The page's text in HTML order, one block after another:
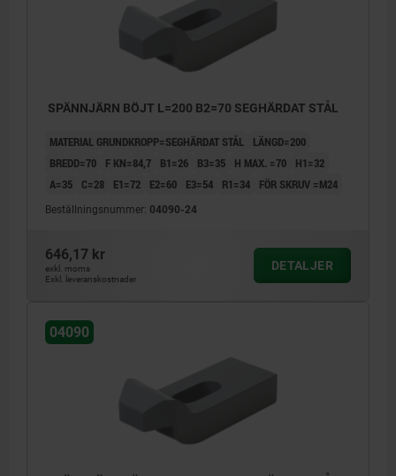
SPÄNNJÄRN BÖJT L=200 B2=70 SEGHÄRDAT STÅL
MATERIAL GRUNDKROPP=SEGHÄRDAT STÅL
LÄNGD=200
BREDD=70
F KN=84,7 B1=26 B3=35 H MAX. =70
H1=32
A=35
C=28 E1=72 E2=60 E3=54 R1=34 FÖR SKRUV =M24
Beställningsnummer: 04090-24
646,17 kr
exkl. moms
Exkl. leveranskostnader
DETALJER
04090